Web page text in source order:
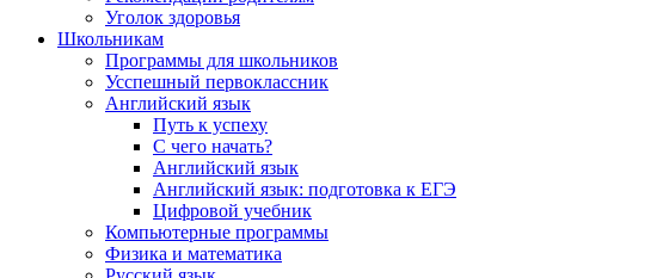
Уголок здоровья
Школьникам
Программы для школьников
Усспешный первоклассник
Английский язык
Путь к успеху
С чего начать?
Английский язык
Английский язык: подготовка к ЕГЭ
Цифровой учебник
Компьютерные программы
Физика и математика